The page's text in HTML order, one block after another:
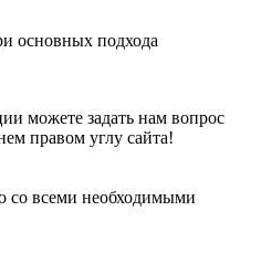
основных подхода
можете задать нам вопрос
правом углу сайта!
со всеми необходимыми